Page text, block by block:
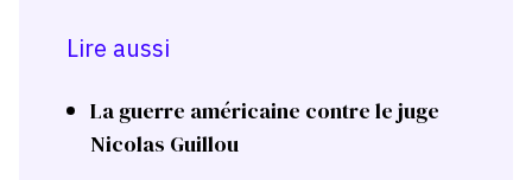
Lire aussi
La guerre américaine contre le juge
Nicolas Guillou